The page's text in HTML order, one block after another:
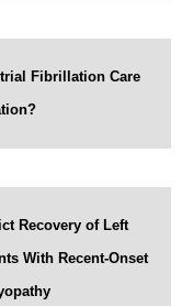
Fibrillation Care
Recovery of Left
With Recent-Onset